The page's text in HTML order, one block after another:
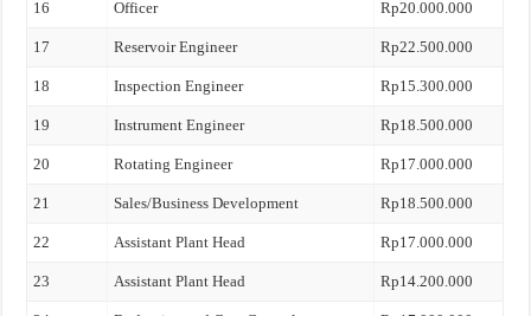
16 Officer Rp20.000.000
17 Reservoir Engineer Rp22.500.000
18 Inspection Engineer Rp15.300.000
19 Instrument Engineer Rp18.500.000
20 Rotating Engineer Rp17.000.000
21 Sales/Business Development Rp18.500.000
22 Assistant Plant Head Rp17.000.000
23 Assistant Plant Head Rp14.200.000